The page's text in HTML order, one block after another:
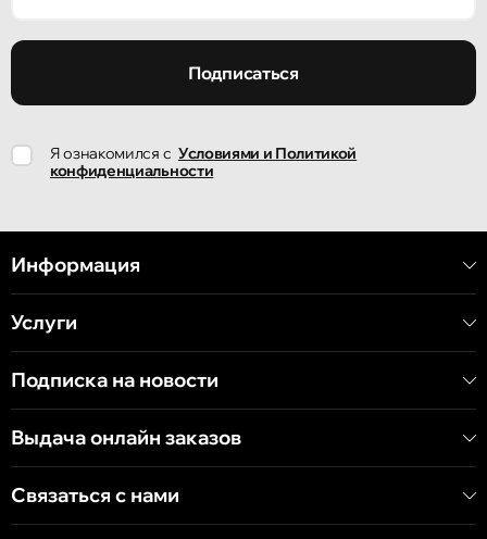
улица Ион Крянгэ, 78
Кишинёв
Хынчештское шоссе, 60/4
бульвар Дечебал, 139
Подписаться
Я ознакомился с Условиями и Политикой
конфиденциальности
Информация
Услуги
Подписка на новости
Выдача онлайн заказов
Связаться с нами